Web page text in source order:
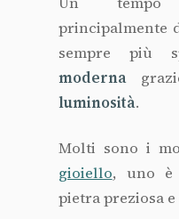
principalmente
sempre più
moderna
luminosità.
Molti sono i
gioiello, uno è
pietra preziosa